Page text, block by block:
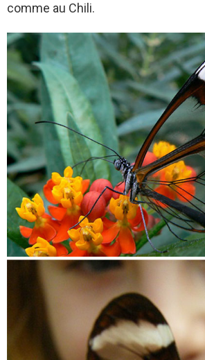
comme au Chili.